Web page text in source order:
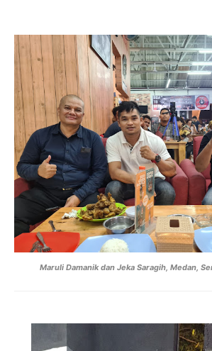
Maruli Damanik dan Jeka Saragih, Medan,